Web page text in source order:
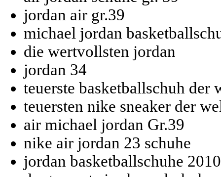
jordan air gr.39
michael jordan
die wertvollsten jordan
jordan 34
teuerste basketballschuh der
teuersten nike sneaker der
air michael jordan Gr.39
nike air jordan 23 schuhe
jordan basketballschuhe 2010